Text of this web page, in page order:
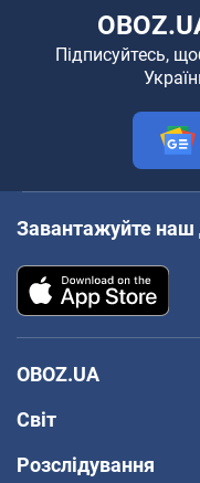
Підписуйтесь,
Завантажуйте наш
OBOZ.UA
Світ
Розслідування